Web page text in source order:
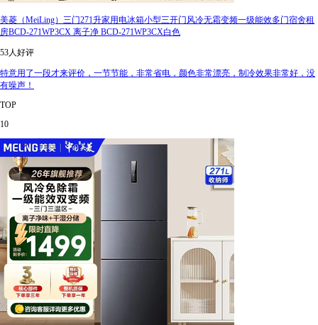
美菱（MeiLing）三门271升家用电冰箱小型三开门风冷无霜变频一级能效多门宿舍租
房BCD-271WP3CX 离子净 BCD-271WP3CX白色
53人好评
特意用了一段才来评价，一节节能，非常省电，颜色非常漂亮，制冷效果非常好，没
有噪声！
TOP
10